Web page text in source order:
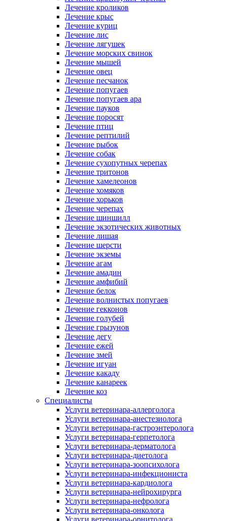
Лечение кроликов
Лечение крыс
Лечение куриц
Лечение лис
Лечение лягушек
Лечение морских свинок
Лечение мышей
Лечение овец
Лечение песчанок
Лечение попугаев
Лечение попугаев ара
Лечение пауков
Лечение поросят
Лечение птиц
Лечение рептилий
Лечение рыбок
Лечение собак
Лечение сухопутных черепах
Лечение тритонов
Лечение хамелеонов
Лечение хомяков
Лечение хорьков
Лечение черепах
Лечение шиншилл
Лечение экзотических животных
Лечение лишая
Лечение шерсти
Лечение экземы
Лечение агам
Лечение амадин
Лечение амфибий
Лечение белок
Лечение волнистых попугаев
Лечение гекконов
Лечение голубей
Лечение грызунов
Лечение дегу
Лечение ежей
Лечение змей
Лечение игуан
Лечение какаду
Лечение канареек
Лечение коз
Специалисты
Услуги ветеринара-аллерголога
Услуги ветеринара-анестезиолога
Услуги ветеринара-гастроэнтеролога
Услуги ветеринара-герпетолога
Услуги ветеринара-дерматолога
Услуги ветеринара-диетолога
Услуги ветеринара-зоопсихолога
Услуги ветеринара-инфекциониста
Услуги ветеринара-кардиолога
Услуги ветеринара-нейрохирурга
Услуги ветеринара-нефролога
Услуги ветеринара-онколога